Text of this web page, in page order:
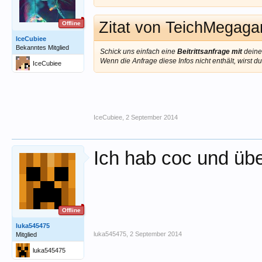
Offline
IceCubiee
Bekanntes Mitglied
IceCubiee
Zitat von
Schick uns einfach eine Beitrittsanfrage mit
Wenn die Anfrage diese Infos nicht enthält, wirst
IceCubiee 2 September 2014
Offline
luka545475
Mitglied
luka545475
Ich hab coc und
luka545475 2 September 2014